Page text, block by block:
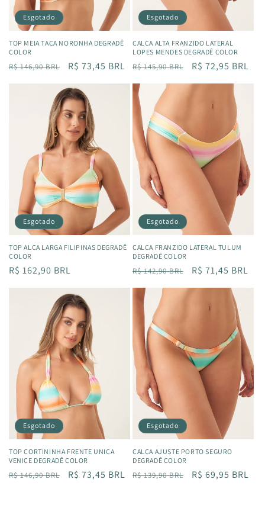
Esgotado
TOP MEIA TAÇA NORONHA DEGRADÊ
COLOR
Preço
R$ 146,90 BRL
Preço
R$ 73,45 BRL
Esgotado
CALÇA ALTA FRANZIDO LATERAL
LOPES MENDES DEGRADÊ COLOR
Preço
R$ 145,90 BRL
Preço
R$ 72,95 BRL
Esgotado
TOP ALCA LARGA FILIPINAS DEGRADÊ
COLOR
Preço
R$ 162,90 BRL
Esgotado
CALÇA FRANZIDO LATERAL TULUM
DEGRADÊ COLOR
Preço
R$ 142,90 BRL
Preço
R$ 71,45 BRL
Esgotado
TOP CORTININHA FRENTE UNICA
VENICE DEGRADÊ COLOR
Preço
R$ 146,90 BRL
Preço
R$ 73,45 BRL
Esgotado
CALÇA AJUSTE PORTO SEGURO
DEGRADÊ COLOR
Preço
R$ 139,90 BRL
Preço
R$ 69,95 BRL